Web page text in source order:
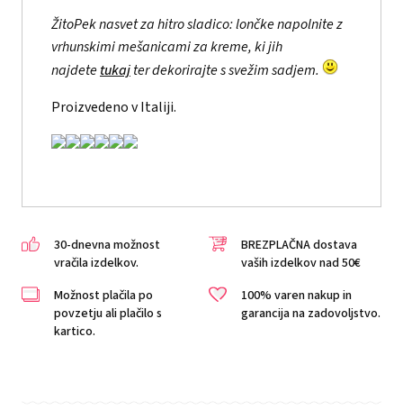
ŽitoPek nasvet za hitro sladico: lončke napolnite z
vrhunskimi mešanicami za kreme, ki jih
najdetetukajter dekorirajte s svežim sadjem.
Proizvedeno v Italiji.
30-dnevna možnost
vračila izdelkov.
BREZPLAČNA dostava
vaših izdelkov nad 50€
Možnost plačila po
povzetju ali plačilo s
kartico.
100% varen nakup in
garancija na zadovoljstvo.